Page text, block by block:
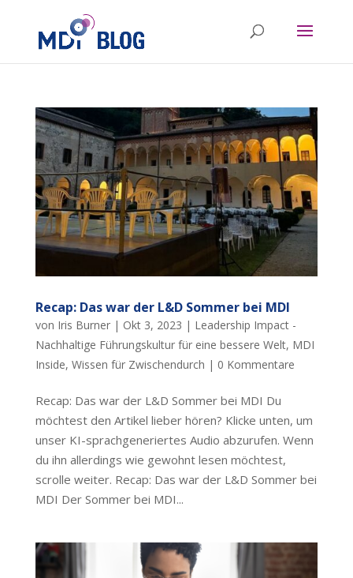
Recap: Das war der L&D Sommer bei MDI
von Iris Burner| Okt 3, 2023 | Leadership Impact -
Nachhaltige Führungskultur für eine bessere Welt, MDI
Inside, Wissen für Zwischendurch | 0 Kommentare
Recap: Das war der L&D Sommer bei MDI Du
möchtest den Artikel lieber hören? Klicke unten, um
unser KI-sprachgeneriertes Audio abzurufen. Wenn
du ihn allerdings wie gewohnt lesen möchtest,
scrolle weiter. Recap: Das war der L&D Sommer bei
MDI Der Sommer bei MDI...